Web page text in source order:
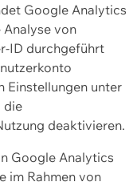
Google Analytics
von
ID durchgeführt
Einstellungen unter
die
deaktivieren.
Google Analytics
im Rahmen von